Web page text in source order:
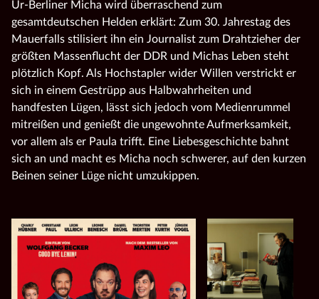
Ur-Berliner Micha wird überraschend zum
gesamtdeutschen Helden erklärt: Zum 30. Jahrestag des
Mauerfalls stilisiert ihn ein Journalist zum Drahtzieher der
größten Massenflucht der DDR und Michas Leben steht
plötzlich Kopf. Als Hochstapler wider Willen verstrickt er
sich in einem Gestrüpp aus Halbwahrheiten und
handfesten Lügen, lässt sich jedoch vom Medienrummel
mitreißen und genießt die ungewohnte Aufmerksamkeit,
vor allem als er Paula trifft. Eine Liebesgeschichte bahnt
sich an und macht es Micha noch schwerer, auf den kurzen
Beinen seiner Lüge nicht umzukippen.